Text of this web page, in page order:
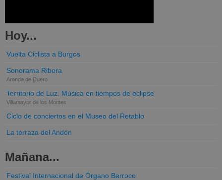
Hoy...
Vuelta Ciclista a Burgos
Sonorama Ribera
Aranda de Duero
Territorio de Luz. Música en tiempos de eclipse
Villamayor de los Montes
Ciclo de conciertos en el Museo del Retablo
La terraza del Andén
Mañana...
Festival Internacional de Órgano Barroco